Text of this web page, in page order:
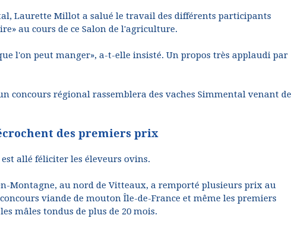
Laurette Millot a salué le travail des différents participants
au cours de ce Salon de l'agriculture.
l'on peut manger», a-t-elle insisté. Un propos très applaudi par
concours régional rassemblera des vaches Simmental venant de
des premiers prix
allé féliciter les éleveurs ovins.
Montagne, au nord de Vitteaux, a remporté plusieurs prix au
viande de mouton Île-de-France et même les premiers
mâles tondus de plus de 20 mois.